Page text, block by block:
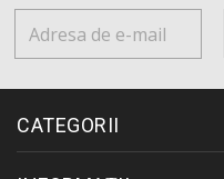
CATEGORII